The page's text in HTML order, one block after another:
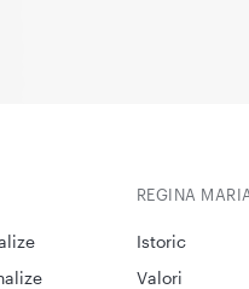
REGINA
Istoric
Valori